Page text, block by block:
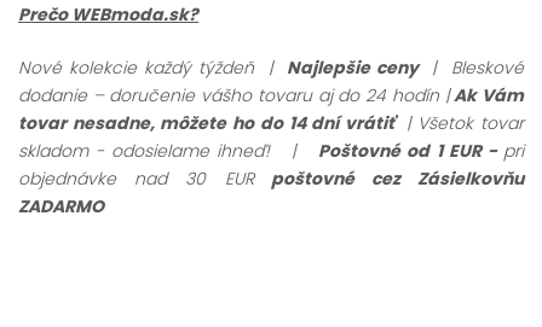
Prečo WEBmoda.sk?
Nové kolekcie každý týždeň |Najlepšie ceny | Bleskové
dodanie – doručenie vášho tovaru aj do 24 hodín |Ak Vám
tovar nesadne, môžete ho do 14 dní vrátiť | Všetok tovar
skladom - odosielame ihneď!
| Poštovné od 1 EUR - pri
objednávke nad 30 EURpoštovné cez Zásielkovňu
ZADARMO